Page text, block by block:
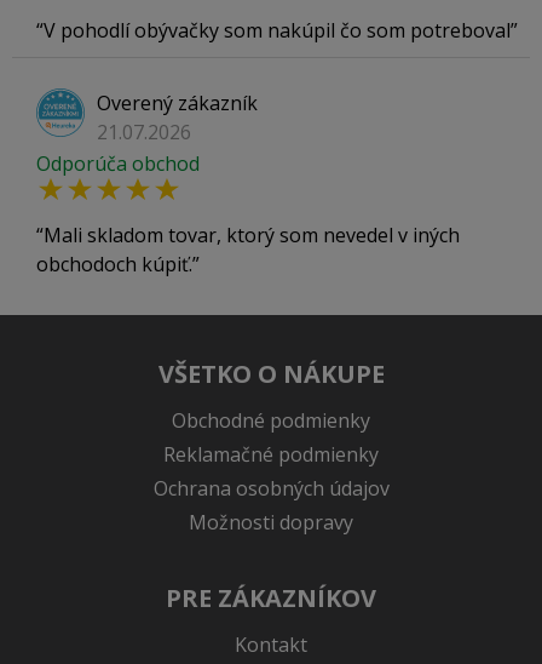
V pohodlí obývačky som nakúpil čo som potreboval
Overený zákazník
21.07.2026
Odporúča obchod
Mali skladom tovar, ktorý som nevedel v iných
obchodoch kúpiť.
VŠETKO O NÁKUPE
Obchodné podmienky
Reklamačné podmienky
Ochrana osobných údajov
Možnosti dopravy
PRE ZÁKAZNÍKOV
Kontakt